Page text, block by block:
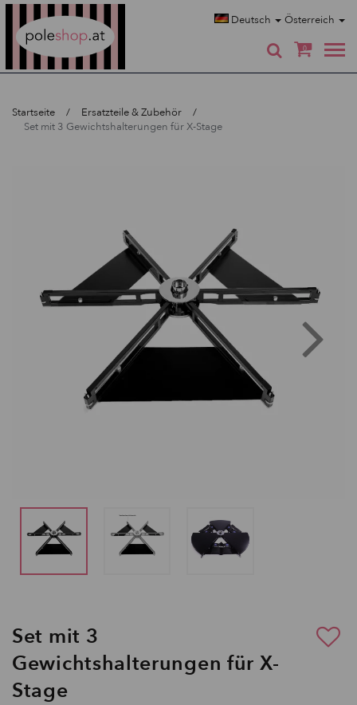
Deutsch Österreich
0
Startseite
Ersatzteile & Zubehör
Set mit 3 Gewichtshalterungen für X-Stage
Set mit 3
Gewichtshalterungen für X-
Stage